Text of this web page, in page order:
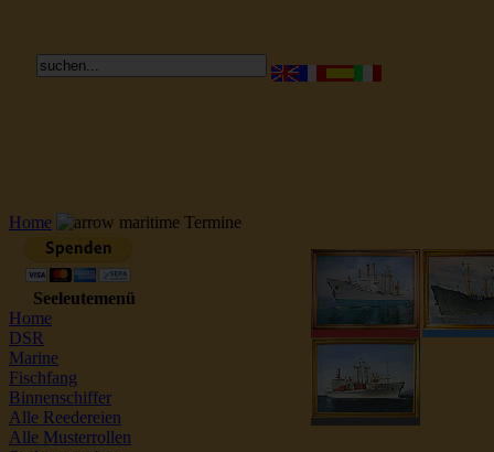
Home maritime Termine
Seeleutemenü
Home
DSR
Marine
Fischfang
Binnenschiffer
Alle Reedereien
Alle Musterrollen